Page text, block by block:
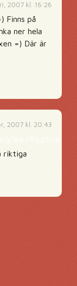
2007 kl. 16:26
Finns på
ner hela
=) Där är
2007 kl. 20:43
riktiga